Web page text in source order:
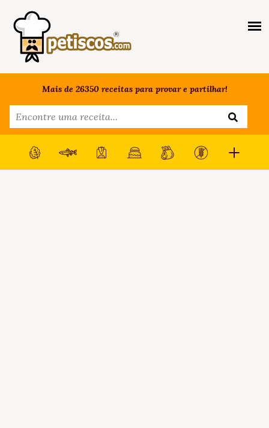
Mais de 26350 receitas para provar e partilhar!